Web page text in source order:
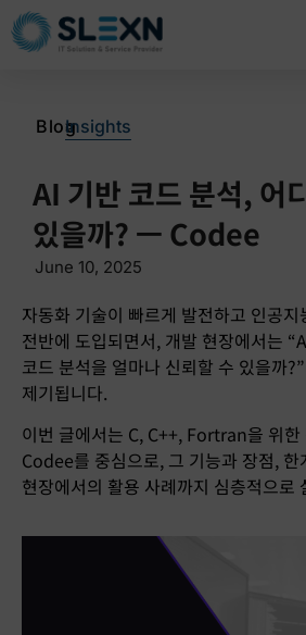
Blog
>
Insights
AI 기반 코드 분석, 어
있을까? ㅡ Codee
June 10, 2025
자동화 기술이 빠르게 발전하고 인공
전반에 도입되면서, 개발 현장에서는
코드 분석을 얼마나 신뢰할 수 있을까
제기됩니다.
이번 글에서는 C, C++, Fortran을 위한
Codee를 중심으로, 그 기능과 장점, 한
현장에서의 활용 사례까지 심층적으로